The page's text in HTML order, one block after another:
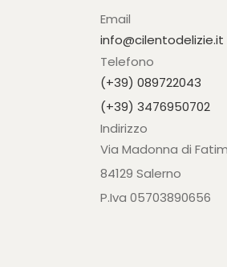
Email
info@cilentodelizie.it
Telefono
(+39) 089722043
(+39) 3476950702
Indirizzo
Via Madonna di
84129 Salerno
P.Iva 05703890656